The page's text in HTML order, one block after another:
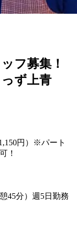
フ募集！
ず上青
円）※パート
！
45分）週5日勤務